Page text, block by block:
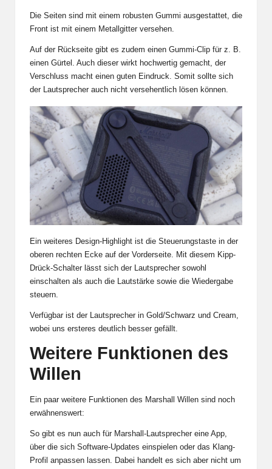
Die Seiten sind mit einem robusten Gummi ausgestattet, die
Front ist mit einem Metallgitter versehen.
Auf der Rückseite gibt es zudem einen Gummi-Clip für z. B.
einen Gürtel. Auch dieser wirkt hochwertig gemacht, der
Verschluss macht einen guten Eindruck. Somit sollte sich
der Lautsprecher auch nicht versehentlich lösen können.
Ein weiteres Design-Highlight ist die Steuerungstaste in der
oberen rechten Ecke auf der Vorderseite. Mit diesem Kipp-
Drück-Schalter lässt sich der Lautsprecher sowohl
einschalten als auch die Lautstärke sowie die Wiedergabe
steuern.
Verfügbar ist der Lautsprecher in Gold/Schwarz und Cream,
wobei uns ersteres deutlich besser gefällt.
Weitere Funktionen des
Willen
Ein paar weitere Funktionen des Marshall Willen sind noch
erwähnenswert:
So gibt es nun auch für Marshall-Lautsprecher eine App,
über die sich Software-Updates einspielen oder das Klang-
Profil anpassen lassen. Dabei handelt es sich aber nicht um